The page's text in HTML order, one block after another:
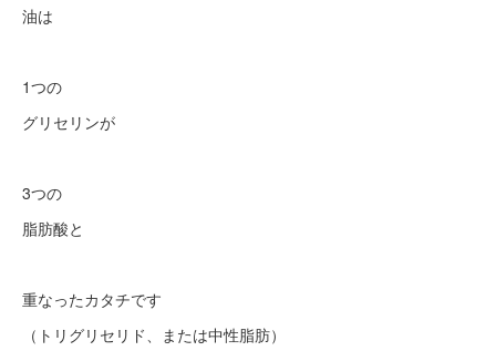
油は
1つの
グリセリンが
3つの
脂肪酸と
重なったカタチです
（トリグリセリド、または中性脂肪）